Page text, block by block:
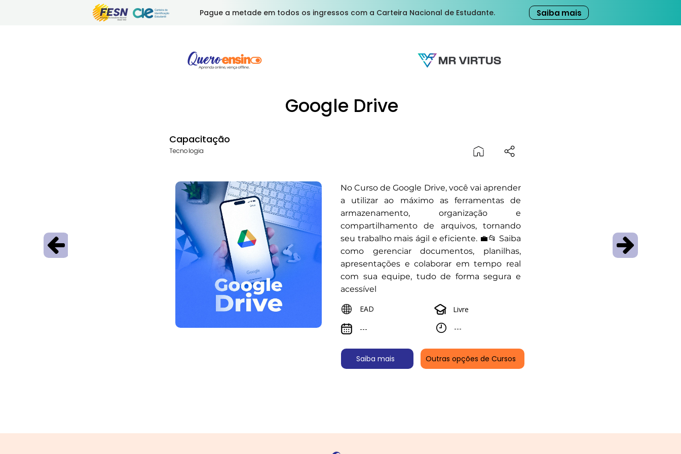
Pague a metade em todos os ingressos com a Carteira Nacional de Estudante. Saiba mais
Google Drive
Capacitação
Tecnologia
No Curso de Google Drive, você vai aprender
a utilizar ao máximo as ferramentas de
armazenamento, organização e
compartilhamento de arquivos, tornando
seu trabalho mais ágil e eficiente. 💼📂 Saiba
como gerenciar documentos, planilhas,
apresentações e colaborar em tempo real
com sua equipe, tudo de forma segura e
acessível
EAD
Livre
---
---
Saiba mais Outras opções de Cursos